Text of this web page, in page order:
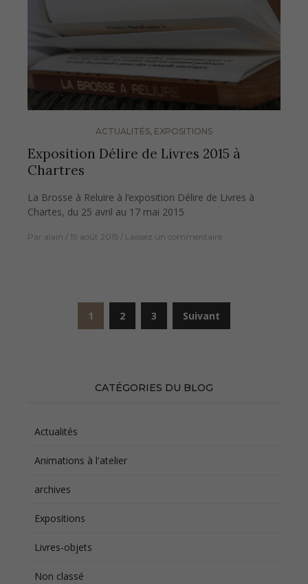
ACTUALITÉS, EXPOSITIONS
Exposition Délire de Livres 2015 à
Chartres
La Brosse à Reluire à l’exposition Délire de Livres à
Chartes, du 25 avril au 17 mai 2015
Par alain 19 août 2015 Laissez un commentaire
Pagination
1 2 3 Suivant
CATÉGORIES DU BLOG
Actualités
Animations à l'atelier
archives
Expositions
Livres-objets
Non classé